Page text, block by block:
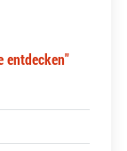
entdecken"